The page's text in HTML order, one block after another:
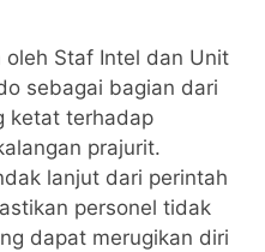
oleh Staf Intel dan Unit
sebagai bagian dari
ketat terhadap
prajurit.
lanjut dari perintah
personel tidak
dapat merugikan diri